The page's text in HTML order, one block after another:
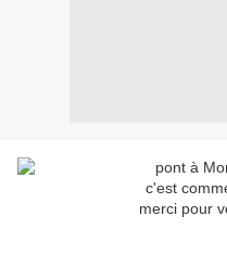
c'est
merci pour